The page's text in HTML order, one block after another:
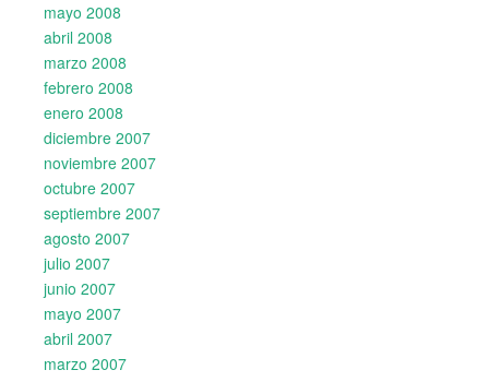
mayo 2008
abril 2008
marzo 2008
febrero 2008
enero 2008
diciembre 2007
noviembre 2007
octubre 2007
septiembre 2007
agosto 2007
julio 2007
junio 2007
mayo 2007
abril 2007
marzo 2007